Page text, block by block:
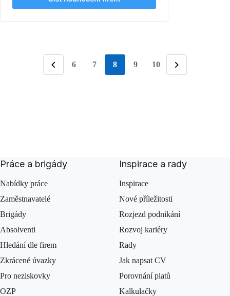
Předchozí
6 7 stránka
8 9 10
Následující
Práce a brigády
Nabídky práce
Zaměstnavatelé
Brigády
Absolventi
Hledání dle firem
Zkrácené úvazky
Pro neziskovky
OZP
Inspirace a rady
Inspirace
Nové příležitosti
Rozjezd podnikání
Rozvoj kariéry
Rady
Jak napsat CV
Porovnání platů
Kalkulačky